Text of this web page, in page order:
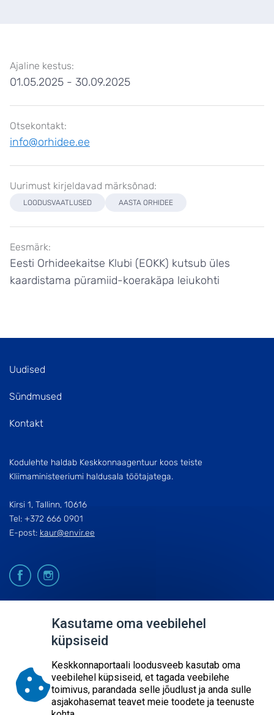
Ajaline kestus:
01.05.2025 - 30.09.2025
Otsekontakt:
info@orhidee.ee
Uurimust kirjeldavad märksõnad:
LOODUSVAATLUSED AASTA ORHIDEE
Eesmärk:
Eesti Orhideekaitse Klubi (EOKK) kutsub üles
kaardistama püramiid-koerakäpa leiukohti
Uudised
Sündmused
Kontakt
KESKKONNAAGENTUUR
ESITA PÄRING
Kodulehte haldab Keskkonnaagentuur koos teiste
Kliimaministeeriumi haldusala töötajatega.
Kirsi 1, Tallinn, 10616
Tel: +372 666 0901
E-post: kaur@envir.ee
Kasutame oma veebilehel
küpsiseid
Keskkonnaportaali loodusveeb kasutab oma
veebilehel küpsiseid, et tagada veebilehe
toimivus, parandada selle jõudlust ja anda sulle
asjakohasemat teavet meie toodete ja teenuste